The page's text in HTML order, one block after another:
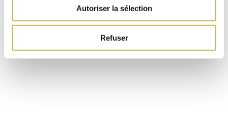
Autoriser la sélection
Refuser